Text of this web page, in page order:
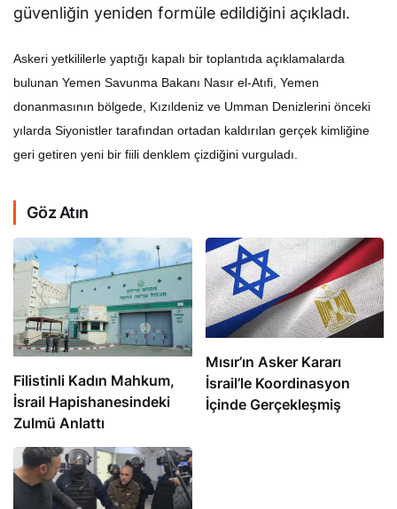
güvenliğin yeniden formüle edildiğini açıkladı.
Askeri yetkililerle yaptığı kapalı bir toplantıda açıklamalarda
bulunan Yemen Savunma Bakanı Nasır el-Atıfi, Yemen
donanmasının bölgede, Kızıldeniz ve Umman Denizlerini önceki
yılarda Siyonistler tarafından ortadan kaldırılan gerçek kimliğine
geri getiren yeni bir fiili denklem çizdiğini vurguladı.
Göz Atın
Filistinli Kadın Mahkum,
İsrail Hapishanesindeki
Zulmü Anlattı
Mısır’ın Asker Kararı
İsrail’le Koordinasyon
İçinde Gerçekleşmiş